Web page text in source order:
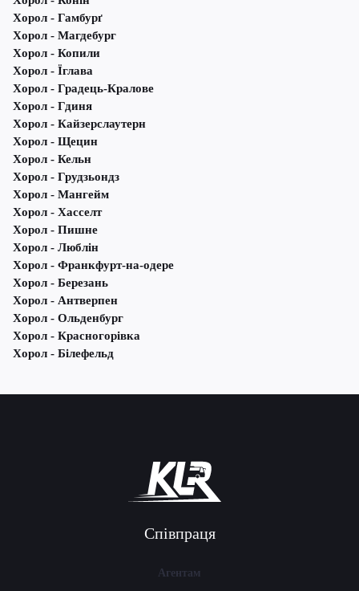
Хорол - Гамбурґ
Хорол - Магдебург
Хорол - Копили
Хорол - Їглава
Хорол - Градець-Кралове
Хорол - Гдиня
Хорол - Кайзерслаутерн
Хорол - Щецин
Хорол - Кельн
Хорол - Грудзьондз
Хорол - Мангейм
Хорол - Хасселт
Хорол - Пишне
Хорол - Люблін
Хорол - Франкфурт-на-одере
Хорол - Березань
Хорол - Антверпен
Хорол - Ольденбург
Хорол - Красногорівка
Хорол - Білефельд
Співпраця
Агентам